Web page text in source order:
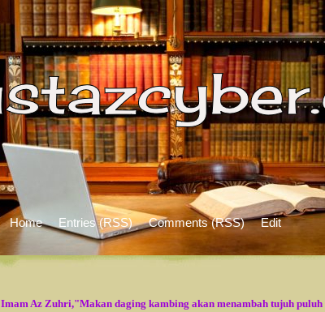
Home Entries (RSS) Comments (RSS) Edit
Imam Az Zuhri,"Makan daging kambing akan menambah tujuh